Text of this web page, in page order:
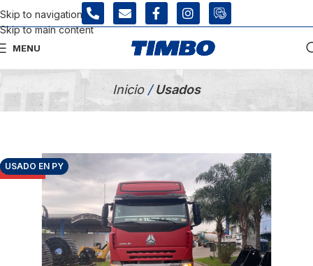
Skip to navigation
Skip to main content
MENU
Tienda Usados
Inicio /Usados
USADO EN PY
AGOTADO